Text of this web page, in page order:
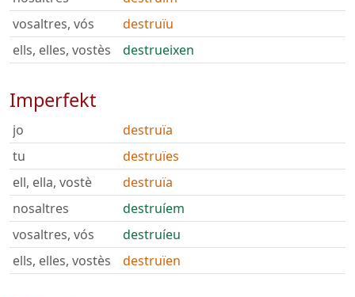
vosaltres, vós
destruïu
ells, elles, vostès
destrueixen
Imperfekt
jo
destruïa
tu
destruïes
ell, ella, vostè
destruïa
nosaltres
destruíem
vosaltres, vós
destruíeu
ells, elles, vostès
destruïen